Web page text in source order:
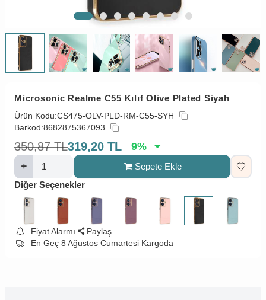
Microsonic Realme C55 Kılıf Olive Plated Siyah
Ürün Kodu:CS475-OLV-PLD-RM-C55-SYH
Barkod:8682875367093
350,87 TL319,20 TL 9%
Sepete Ekle
Diğer Seçenekler
Fiyat Alarmı
Paylaş
En Geç 8 Ağustos Cumartesi Kargoda